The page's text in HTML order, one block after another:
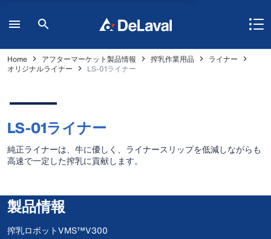
Home アフターマーケット製品情報 搾乳作業用品
ライナー
オリジナルライナー
LS-01ライナー
LS-01ライナー
純正ライナーは、牛に優しく、ライナースリップを低減しながらも
高速で一定した搾乳に貢献します。
製品情報
搾乳ロボットVMS™V300